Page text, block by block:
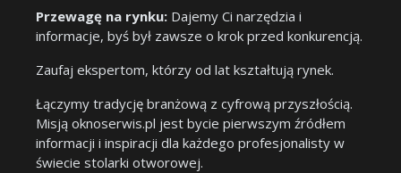
Przewagę na rynku: Dajemy Ci narzędzia i
informacje, byś był zawsze o krok przed konkurencją.
Zaufaj ekspertom, którzy od lat kształtują rynek.
Łączymy tradycję branżową z cyfrową przyszłością.
Misją oknoserwis.pl jest bycie pierwszym źródłem
informacji i inspiracji dla każdego profesjonalisty w
świecie stolarki otworowej.